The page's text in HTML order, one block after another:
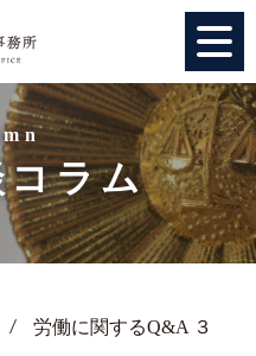
コラム
労働に関するQ&A ３